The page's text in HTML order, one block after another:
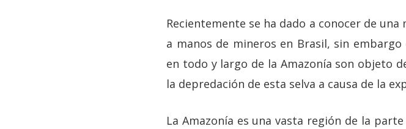
Recientemente se ha dado a conocer de
a manos de mineros en Brasil, sin
en todo y largo de la Amazonía son objeto
la depredación de esta selva a causa de la
La Amazonía es una vasta región de la